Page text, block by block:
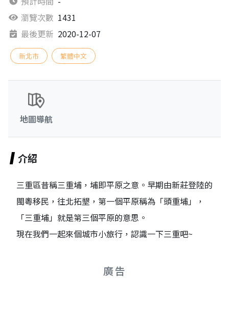
瀏覽次數 1431
最後更新 2020-12-07
新北市 繁體中文
地圖導航
介紹
三重區昔稱三重埔，埔即平原之意。早期由新莊登陸的
閩粵移民，往北拓墾，第一個平原稱為「頭重埔」，
「三重埔」就是第三個平原的意思。
現在我們一起來個城市小旅行，認識一下三重吧~
廣告